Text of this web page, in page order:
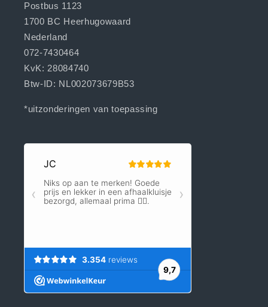
Postbus 1123
1700 BC Heerhugowaard
Nederland
072-7430464
KvK: 28084740
Btw-ID: NL002073679B53
*uitzonderingen van toepassing